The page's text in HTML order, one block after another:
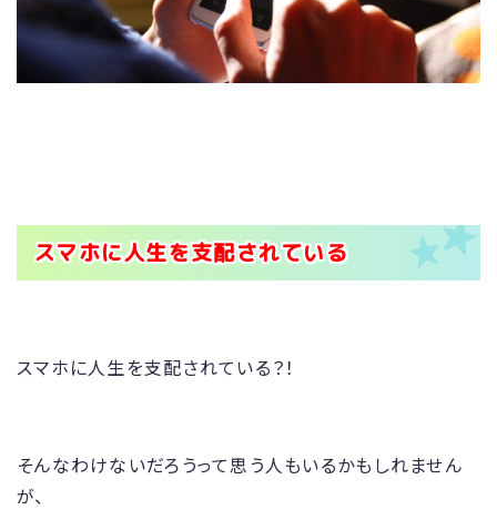
スマホに人生を支配されている
スマホに人生を支配されている？！
そんなわけないだろうって思う人もいるかもしれません
が、